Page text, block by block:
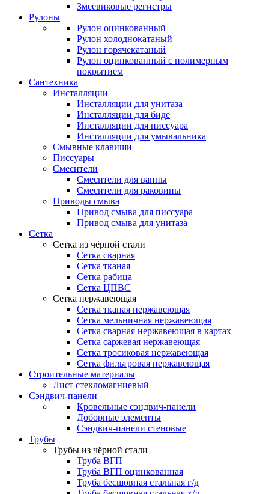
Змеевиковые регистры
Рулоны
Рулон оцинкованный
Рулон холоднокатаный
Рулон горячекатаный
Рулон оцинкованный с полимерным
покрытием
Сантехника
Инсталляции
Инсталляции для унитаза
Инсталляции для биде
Инсталляции для писсуара
Инсталляции для умывальника
Смывные клавиши
Писсуары
Смесители
Смесители для ванны
Смесители для раковины
Приводы смыва
Привод смыва для писсуара
Привод смыва для унитаза
Сетка
Сетка из чёрной стали
Сетка сварная
Сетка тканая
Сетка рабица
Сетка ЦПВС
Сетка нержавеющая
Сетка тканая нержавеющая
Сетка мельничная нержавеющая
Сетка сварная нержавеющая в картах
Сетка саржевая нержавеющая
Сетка тросиковая нержавеющая
Сетка фильтровая нержавеющая
Строительные материалы
Лист стекломагниевый
Сэндвич-панели
Кровельные сэндвич-панели
Доборные элементы
Сэндвич-панели стеновые
Трубы
Трубы из чёрной стали
Труба ВГП
Труба ВГП оцинкованная
Труба бесшовная стальная г/д